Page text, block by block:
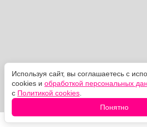
Используя сайт, вы соглашаетесь с
cookies и обработкой персональных
с Политикой cookies
Понятно